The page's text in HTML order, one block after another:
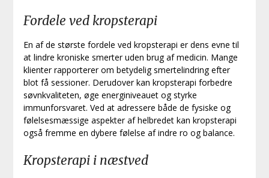
Fordele ved kropsterapi
En af de største fordele ved kropsterapi er dens evne til
at lindre kroniske smerter uden brug af medicin. Mange
klienter rapporterer om betydelig smertelindring efter
blot få sessioner. Derudover kan kropsterapi forbedre
søvnkvaliteten, øge energiniveauet og styrke
immunforsvaret. Ved at adressere både de fysiske og
følelsesmæssige aspekter af helbredet kan kropsterapi
også fremme en dybere følelse af indre ro og balance.
Kropsterapi i næstved